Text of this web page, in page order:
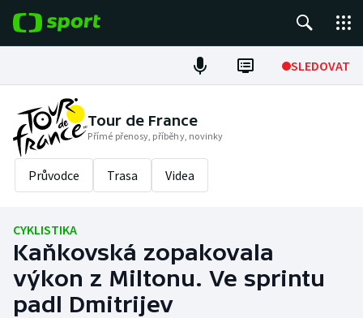
SLEDOVAT
Fotbal
Hokej
Tenis
Cyklistika
DALŠÍ SPORTY
Tour de France
Přímé přenosy, příběhy, novinky
Průvodce Trasa Videa
CYKLISTIKA
Kaňkovská zopakovala
výkon z Miltonu. Ve sprintu
padl Dmitrijev